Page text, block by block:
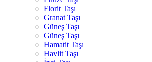
Florit Taşı
Granat Taşı
Güneş Taşı
Güneş Taşı
Hamatit Taşı
Havlit Taşı